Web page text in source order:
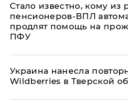
Стало известно, кому из
пенсионеров-ВПЛ
продлят помощь на
ПФУ
Украина нанесла
Wildberries в Тверской